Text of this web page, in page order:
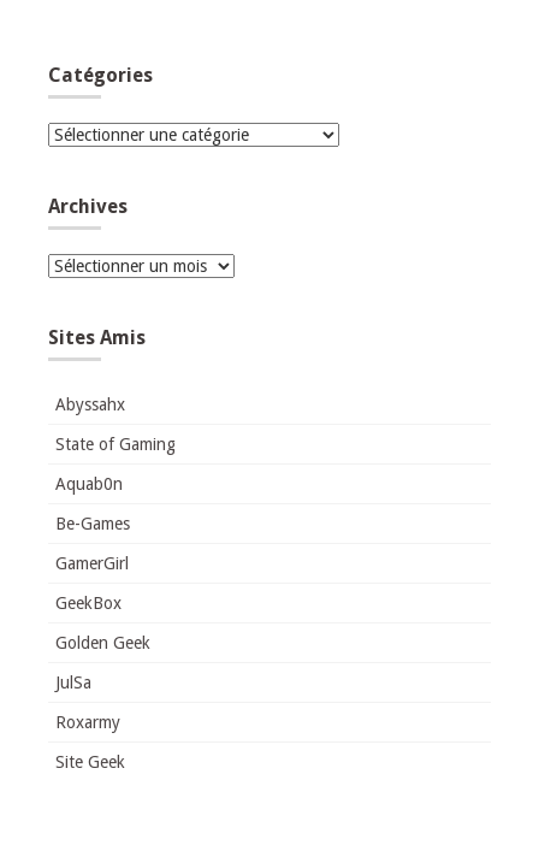
Catégories
Catégories
Archives
Archives
Sites Amis
Abyssahx
State of Gaming
Aquab0n
Be-Games
GamerGirl
GeekBox
Golden Geek
JulSa
Roxarmy
Site Geek